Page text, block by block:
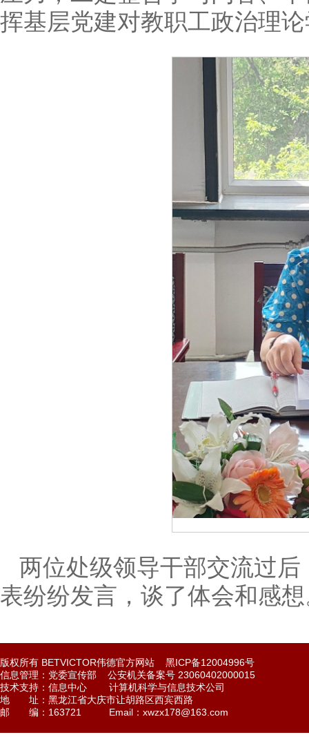
挥基层党建对教职工政治理
两位处级领导干部交流过
表纷纷发言，谈了体会和感
版权所有 BETVICTOR伟德官方网站 黑ICP备12004996号
信息管理：党委宣传部 公安机关备案号 23060402000015
技术支持：信息中心 计算机科学与信息技术公司
地 址：黑龙江省大庆市让胡路区西宾西路
邮 编：163721 Email：xwzx178@163.com